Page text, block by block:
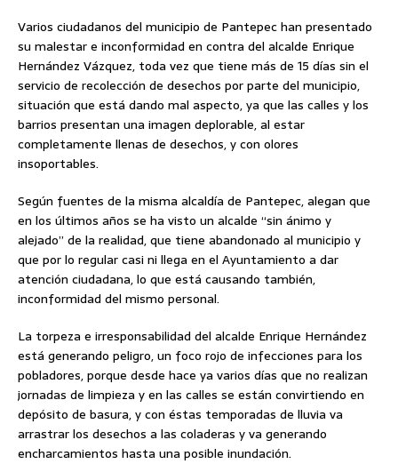
Varios ciudadanos del municipio de Pantepec han presentado
su malestar e inconformidad en contra del alcalde Enrique
Hernández Vázquez, toda vez que tiene más de 15 días sin el
servicio de recolección de desechos por parte del municipio,
situación que está dando mal aspecto, ya que las calles y los
barrios presentan una imagen deplorable, al estar
completamente llenas de desechos, y con olores
insoportables.
Según fuentes de la misma alcaldía de Pantepec, alegan que
en los últimos años se ha visto un alcalde “sin ánimo y
alejado” de la realidad, que tiene abandonado al municipio y
que por lo regular casi ni llega en el Ayuntamiento a dar
atención ciudadana, lo que está causando también,
inconformidad del mismo personal.
La torpeza e irresponsabilidad del alcalde Enrique Hernández
está generando peligro, un foco rojo de infecciones para los
pobladores, porque desde hace ya varios días que no realizan
jornadas de limpieza y en las calles se están convirtiendo en
depósito de basura, y con éstas temporadas de lluvia va
arrastrar los desechos a las coladeras y va generando
encharcamientos hasta una posible inundación.